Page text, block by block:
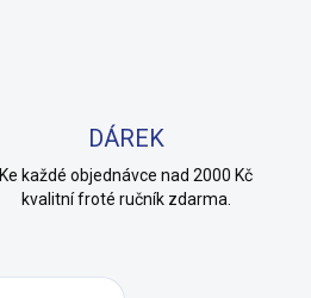
DÁREK
Ke každé objednávce nad 2000 Kč
kvalitní froté ručník zdarma.